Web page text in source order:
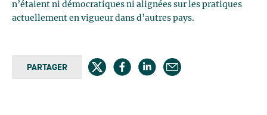
n’étaient ni démocratiques ni alignées sur les pratiques
actuellement en vigueur dans d’autres pays.
PARTAGER